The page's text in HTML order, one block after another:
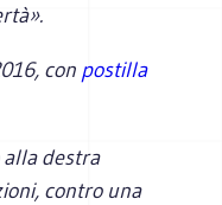
con postilla
alla destra
contro una